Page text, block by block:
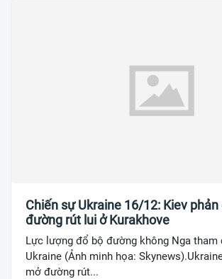
Chiến sự Ukraine 16/12: Kiev
đường rút lui ở Kurakhove
Lực lượng đổ bộ đường không Nga tham
Ukraine (Ảnh minh họa:
mở đường rút...